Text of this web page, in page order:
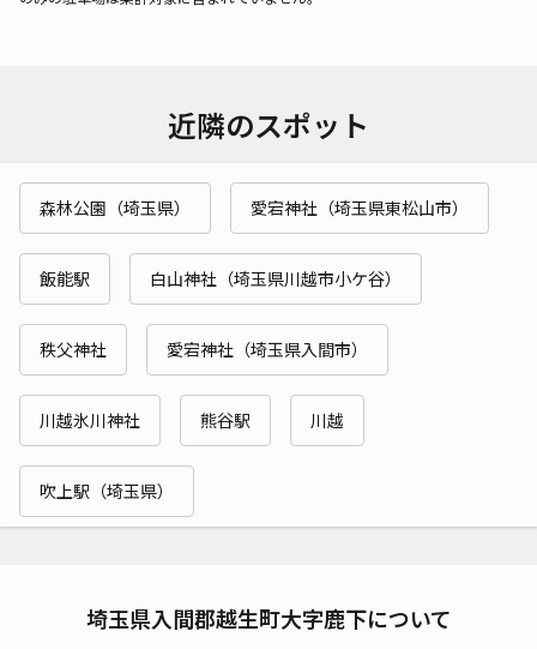
近隣のスポット
森林公園（埼玉県） 愛宕神社（埼玉県東松山市）
飯能駅 白山神社（埼玉県川越市小ケ谷）
秩父神社 愛宕神社（埼玉県入間市）
川越氷川神社 熊谷駅 川越
吹上駅（埼玉県）
埼玉県入間郡越生町大字鹿下について